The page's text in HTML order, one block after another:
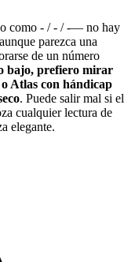
como - / - / -— no hay
parezca una
de un número
bajo, prefiero mirar
Atlas con hándicap
. Puede salir mal si el
cualquier lectura de
elegante.